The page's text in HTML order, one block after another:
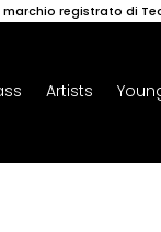
marchio registrato di
Artists